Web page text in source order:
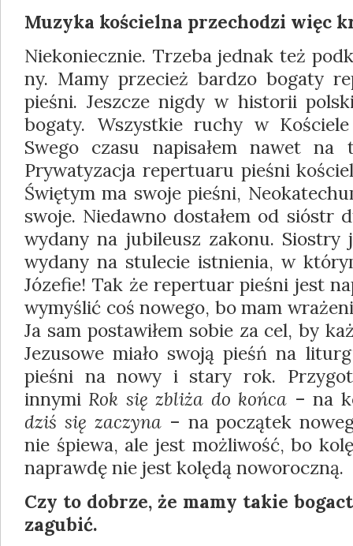
Muzyka kościelna przechodzi więc
Niekoniecznie. Trzeba jednak też
ny. Mamy przecież bardzo bogaty
pie­śni. Jeszcze nigdy w historii
bogaty. Wszystkie ruchy w
Swego czasu napisałem nawet
Prywatyzacja repertu­aru pieśni
Świętym ma swoje pie­śni,
swoje. Niedawno do­stałem od sióstr
wydany na jubileusz zakonu. Siostry
wydany na stulecie ist­nienia, w
Józefie! Tak że repertuar pieśni jest
wymyślić coś nowego, bo mam
Ja sam postawiłem sobie za cel, by
Jezusowe miało swoją pieśń na
pieśni na nowy i stary rok.
innymi Rok się zbliża do końca – na
dziś się zaczyna– na początek
nie śpiewa, ale jest możliwość, bo
naprawdę nie jest kolędą noworoczną.
Czy to dobrze, że mamy takie
zagubić.